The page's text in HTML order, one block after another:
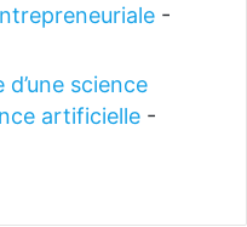
-
science
artificielle -